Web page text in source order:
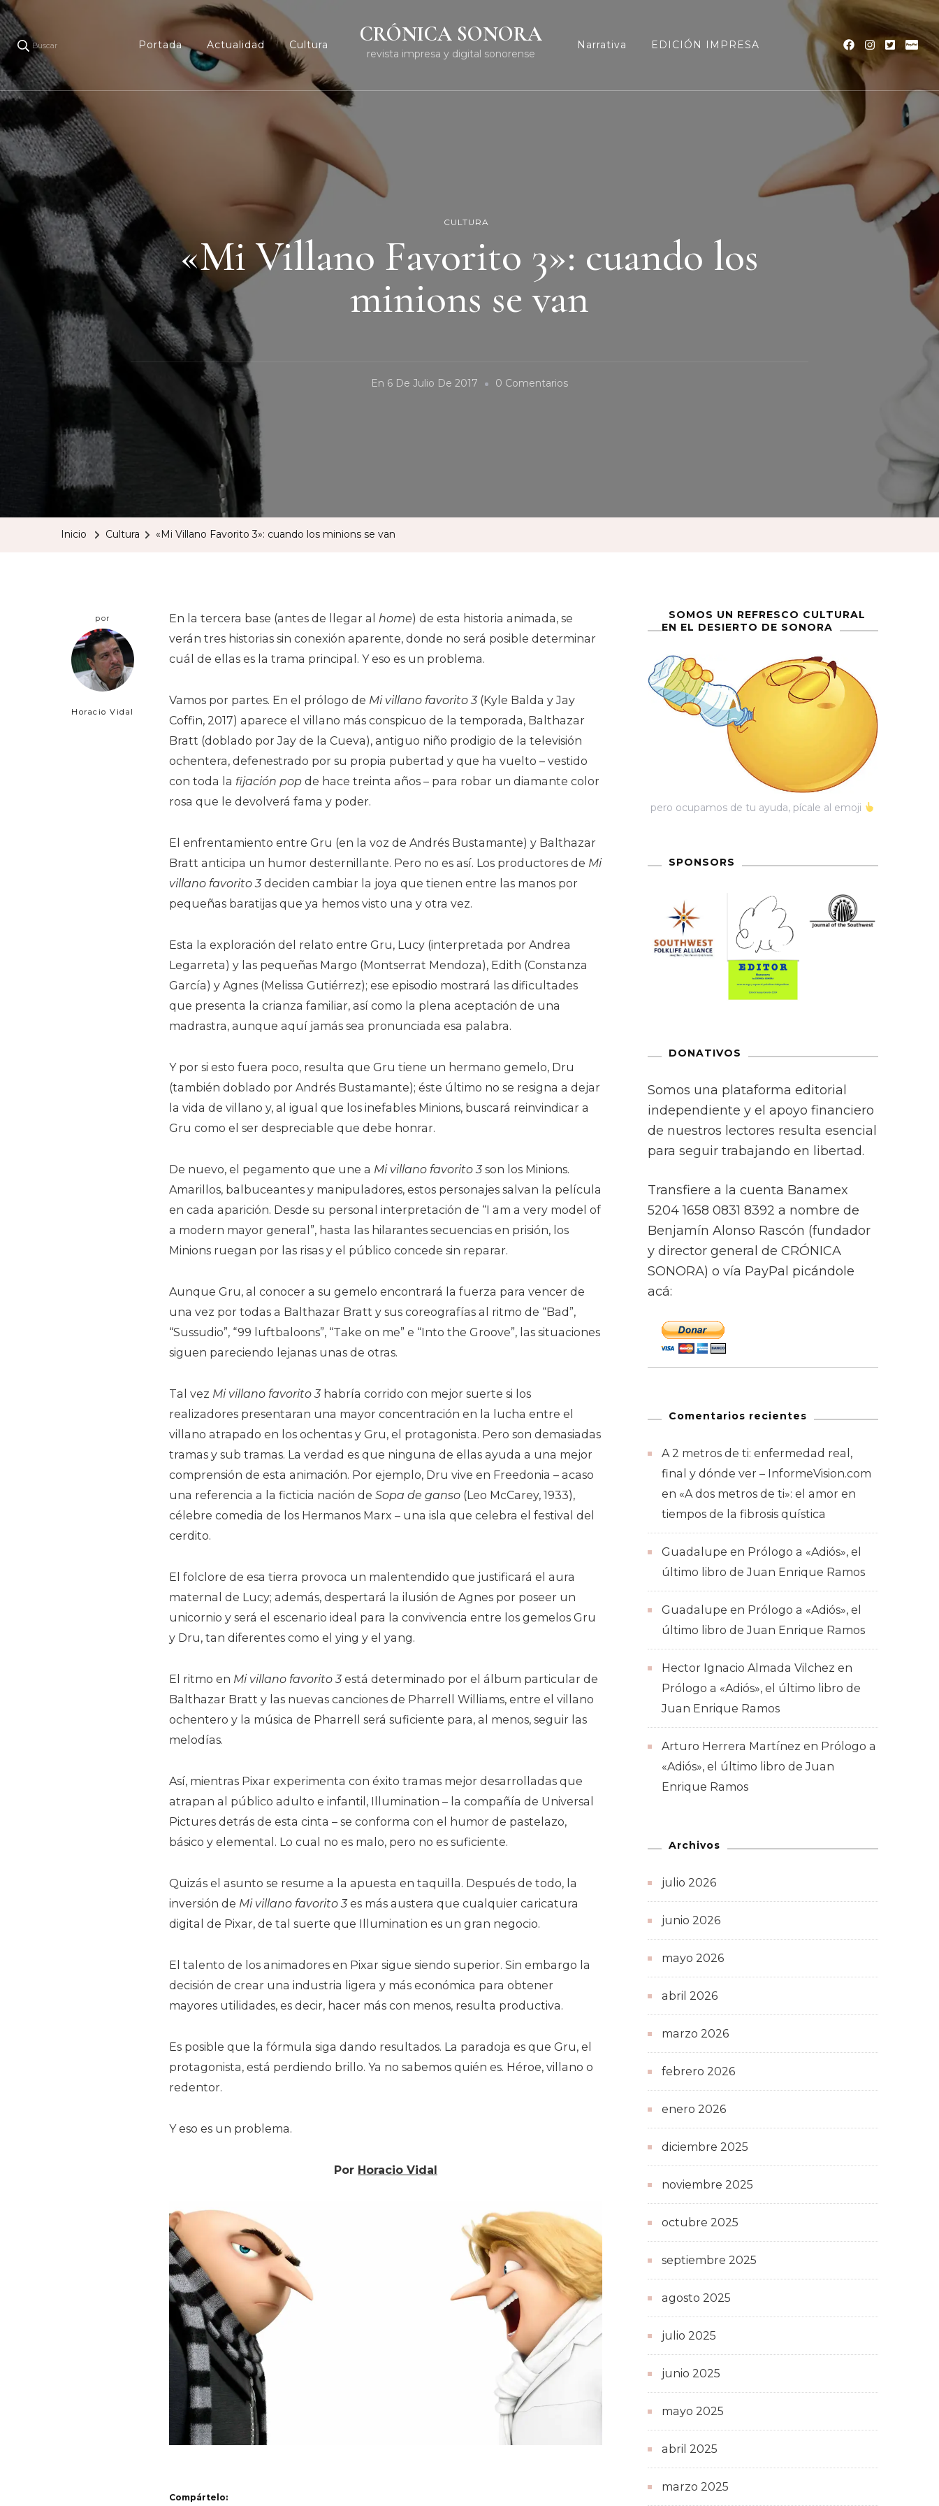
Buscar Portada Actualidad Cultura CRÓNICA SONORA
revista impresa y digital sonorense
Narrativa EDICIÓN IMPRESA
CULTURA
«Mi Villano Favorito 3»: cuando los
minions se van
En 6 De Julio De 2017 0 ComentariosEn
Inicio Cultura «Mi Villano Favorito 3»: cuando los minions se van
por
Horacio Vidal
En la tercera base (antes de llegar al home) de esta historia animada, se
verán tres historias sin conexión aparente, donde no será posible determinar
cuál de ellas es la trama principal. Y eso es un problema.
Vamos por partes. En el prólogo de Mi villano favorito 3 (Kyle Balda y Jay
Coffin, 2017) aparece el villano más conspicuo de la temporada, Balthazar
Bratt (doblado por Jay de la Cueva), antiguo niño prodigio de la televisión
ochentera, defenestrado por su propia pubertad y que ha vuelto – vestido
con toda la fijación pop de hace treinta años – para robar un diamante color
rosa que le devolverá fama y poder.
El enfrentamiento entre Gru (en la voz de Andrés Bustamante) y Balthazar
Bratt anticipa un humor desternillante. Pero no es así. Los productores de Mi
villano favorito 3 deciden cambiar la joya que tienen entre las manos por
pequeñas baratijas que ya hemos visto una y otra vez.
Esta la exploración del relato entre Gru, Lucy (interpretada por Andrea
Legarreta) y las pequeñas Margo (Montserrat Mendoza), Edith (Constanza
García) y Agnes (Melissa Gutiérrez); ese episodio mostrará las dificultades
que presenta la crianza familiar, así como la plena aceptación de una
madrastra, aunque aquí jamás sea pronunciada esa palabra.
Y por si esto fuera poco, resulta que Gru tiene un hermano gemelo, Dru
(también doblado por Andrés Bustamante); éste último no se resigna a dejar
la vida de villano y, al igual que los inefables Minions, buscará reinvindicar a
Gru como el ser despreciable que debe honrar.
De nuevo, el pegamento que une a Mi villano favorito 3 son los Minions.
Amarillos, balbuceantes y manipuladores, estos personajes salvan la película
en cada aparición. Desde su personal interpretación de “I am a very model of
a modern mayor general”, hasta las hilarantes secuencias en prisión, los
Minions ruegan por las risas y el público concede sin reparar.
Aunque Gru, al conocer a su gemelo encontrará la fuerza para vencer de
una vez por todas a Balthazar Bratt y sus coreografías al ritmo de “Bad”,
“Sussudio”, “99 luftbaloons”, “Take on me” e “Into the Groove”, las situaciones
siguen pareciendo lejanas unas de otras.
Tal vez Mi villano favorito 3 habría corrido con mejor suerte si los
realizadores presentaran una mayor concentración en la lucha entre el
villano atrapado en los ochentas y Gru, el protagonista. Pero son demasiadas
tramas y sub tramas. La verdad es que ninguna de ellas ayuda a una mejor
comprensión de esta animación. Por ejemplo, Dru vive en Freedonia – acaso
una referencia a la ficticia nación de Sopa de ganso (Leo McCarey, 1933),
célebre comedia de los Hermanos Marx – una isla que celebra el festival del
cerdito.
El folclore de esa tierra provoca un malentendido que justificará el aura
maternal de Lucy; además, despertará la ilusión de Agnes por poseer un
unicornio y será el escenario ideal para la convivencia entre los gemelos Gru
y Dru, tan diferentes como el ying y el yang.
El ritmo en Mi villano favorito 3 está determinado por el álbum particular de
Balthazar Bratt y las nuevas canciones de Pharrell Williams, entre el villano
ochentero y la música de Pharrell será suficiente para, al menos, seguir las
melodías.
Así, mientras Pixar experimenta con éxito tramas mejor desarrolladas que
atrapan al público adulto e infantil, Illumination – la compañía de Universal
Pictures detrás de esta cinta – se conforma con el humor de pastelazo,
básico y elemental. Lo cual no es malo, pero no es suficiente.
Quizás el asunto se resume a la apuesta en taquilla. Después de todo, la
inversión de Mi villano favorito 3 es más austera que cualquier caricatura
digital de Pixar, de tal suerte que Illumination es un gran negocio.
El talento de los animadores en Pixar sigue siendo superior. Sin embargo la
decisión de crear una industria ligera y más económica para obtener
mayores utilidades, es decir, hacer más con menos, resulta productiva.
Es posible que la fórmula siga dando resultados. La paradoja es que Gru, el
protagonista, está perdiendo brillo. Ya no sabemos quién es. Héroe, villano o
redentor.
Y eso es un problema.
Por Horacio Vidal
Compártelo:
SOMOS UN REFRESCO CULTURAL
EN EL DESIERTO DE SONORA
pero ocupamos de tu ayuda, pícale al emoji
SPONSORS
DONATIVOS
Somos una plataforma editorial
independiente y el apoyo financiero
de nuestros lectores resulta esencial
para seguir trabajando en libertad.
Transfiere a la cuenta Banamex
5204 1658 0831 8392 a nombre de
Benjamín Alonso Rascón (fundador
y director general de CRÓNICA
SONORA) o vía PayPal picándole
acá:
Comentarios recientes
A 2 metros de ti: enfermedad real,
final y dónde ver – InformeVision.com
en «A dos metros de ti»: el amor en
tiempos de la fibrosis quística
Guadalupe en Prólogo a «Adiós», el
último libro de Juan Enrique Ramos
Guadalupe en Prólogo a «Adiós», el
último libro de Juan Enrique Ramos
Hector Ignacio Almada Vilchez en
Prólogo a «Adiós», el último libro de
Juan Enrique Ramos
Arturo Herrera Martínez en Prólogo a
«Adiós», el último libro de Juan
Enrique Ramos
Archivos
julio 2026
junio 2026
mayo 2026
abril 2026
marzo 2026
febrero 2026
enero 2026
diciembre 2025
noviembre 2025
octubre 2025
septiembre 2025
agosto 2025
julio 2025
junio 2025
mayo 2025
abril 2025
marzo 2025